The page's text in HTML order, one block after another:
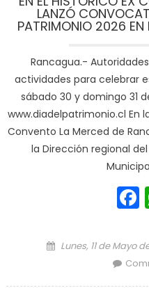
LANZÓ
PATRIMONIO 2026 EN
Rancagua.-
actividades para celebrar
sábado 30 y domingo 31
www.diadelpatrimonio.cl En
Convento La Merced de
la Dirección regional
Posted on
Lunes, 11 de Mayo